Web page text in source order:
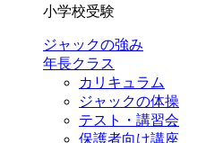
小学校受験
ジャックの強み
年長クラス
カリキュラム
ジャックの体操
テスト・講習会
保護者向け講座